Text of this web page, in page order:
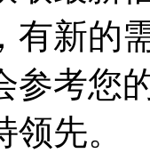
有新的
参考您
领先。